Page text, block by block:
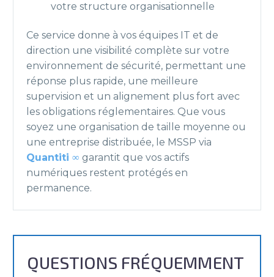
votre structure organisationnelle
Ce service donne à vos équipes IT et de
direction une visibilité complète sur votre
environnement de sécurité, permettant une
réponse plus rapide, une meilleure
supervision et un alignement plus fort avec
les obligations réglementaires. Que vous
soyez une organisation de taille moyenne ou
une entreprise distribuée, le MSSP via
Quantiti ∞ garantit que vos actifs
numériques restent protégés en
permanence.
QUESTIONS FRÉQUEMMENT